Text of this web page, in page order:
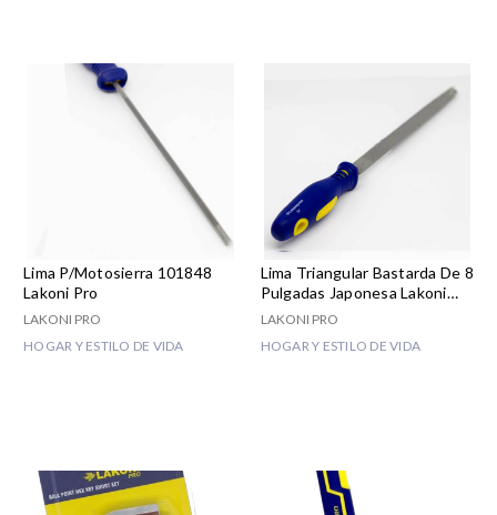
Lima P/motosierra 101848
Lakoni Pro
LAKONI PRO
HOGAR Y ESTILO DE VIDA
Lima Triangular Bastarda De 8
Pulgadas Japonesa Lakoni
Pro
LAKONI PRO
HOGAR Y ESTILO DE VIDA